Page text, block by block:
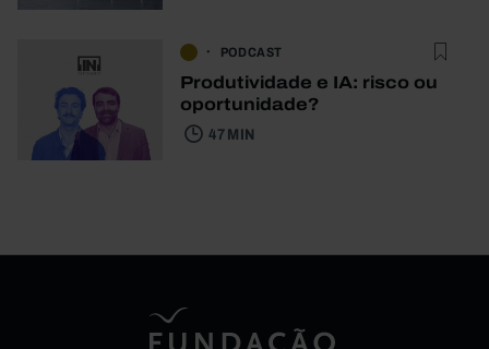
PODCAST
Produtividade e IA: risco ou
oportunidade?
47 MIN